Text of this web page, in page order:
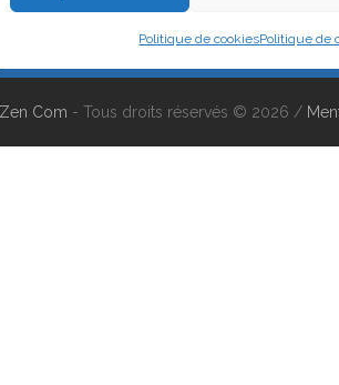
Politique de cookiesPolitique de
Com - Tous droits réservés © 2026 /